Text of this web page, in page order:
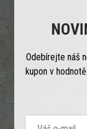
Odebírejte náš
kupon v